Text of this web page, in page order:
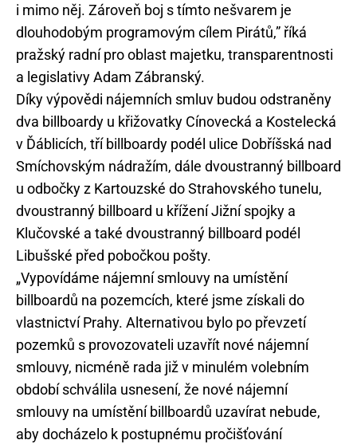
i mimo něj. Zároveň boj s tímto nešvarem je
dlouhodobým programovým cílem Pirátů,” říká
pražský radní pro oblast majetku, transparentnosti
a legislativy Adam Zábranský.
Díky výpovědi nájemních smluv budou odstraněny
dva billboardy u křižovatky Cínovecká a Kostelecká
v Ďáblicích, tří billboardy podél ulice Dobříšská nad
Smíchovským nádražím, dále dvoustranný billboard
u odbočky z Kartouzské do Strahovského tunelu,
dvoustranný billboard u křížení Jižní spojky a
Klučovské a také dvoustranný billboard podél
Libušské před pobočkou pošty.
„Vypovídáme nájemní smlouvy na umístění
billboardů na pozemcích, které jsme získali do
vlastnictví Prahy. Alternativou bylo po převzetí
pozemků s provozovateli uzavřít nové nájemní
smlouvy, nicméně rada již v minulém volebním
období schválila usnesení, že nové nájemní
smlouvy na umístění billboardů uzavírat nebude,
aby docházelo k postupnému pročišťování